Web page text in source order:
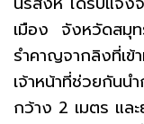
เมือง จังหวัดสมุ
รำคาญจากลิงที่เข้
เจ้าหน้าที่ช่วยกันน
กว้าง 2 เมตร แล